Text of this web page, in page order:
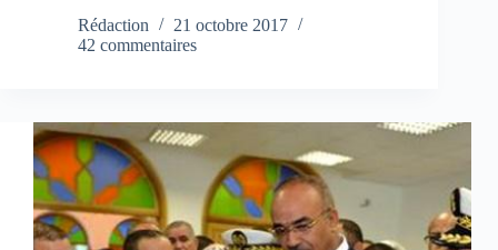
Rédaction
21 octobre 2017
42 commentaires